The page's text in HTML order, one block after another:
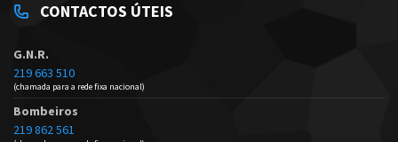
CONTACTOS ÚTEIS
G.N.R.
219 663 510
(chamada para a rede fixa nacional)
Bombeiros
219 862 561